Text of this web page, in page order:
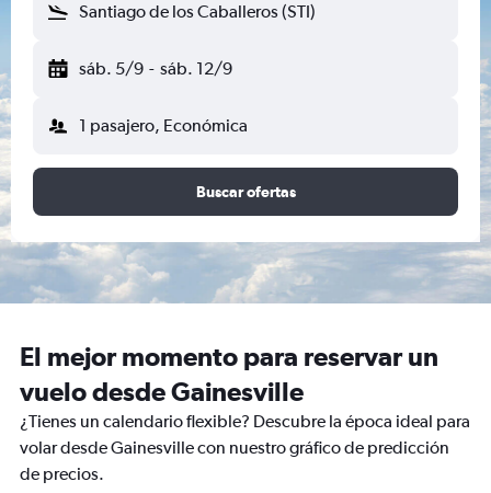
Santiago de los Caballeros (STI)
sáb. 5/9 - sáb. 12/9
1 pasajero, Económica
Buscar ofertas
El mejor momento para reservar un
vuelo desde Gainesville
¿Tienes un calendario flexible? Descubre la época ideal para
volar desde Gainesville con nuestro gráfico de predicción
de precios.